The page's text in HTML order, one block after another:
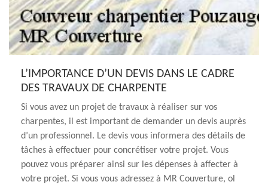
L’IMPORTANCE D’UN DEVIS DANS LE CADRE
DES TRAVAUX DE CHARPENTE
Si vous avez un projet de travaux à réaliser sur vos
charpentes, il est important de demander un devis auprès
d’un professionnel. Le devis vous informera des détails de
tâches à effectuer pour concrétiser votre projet. Vous
pouvez vous préparer ainsi sur les dépenses à affecter à
votre projet. Si vous vous adressez à MR Couverture, ol